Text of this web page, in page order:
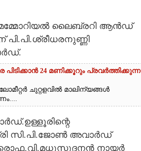
മെമ്മോറിയൽ ലൈബ്രറി ആൻഡ്
പി.പി.ശ്രീധരനുണ്ണി
പിടിക്കാൻ 24 മണിക്കൂറും പ്രവർത്തിക്കുന്ന
ചുറ്റളവിൽ മാലിന്യങ്ങൾ
സി.പി.ജോൺ അവാർഡ്
പ്രൊഫ.വി.മധുസൂദനൻ നായർ